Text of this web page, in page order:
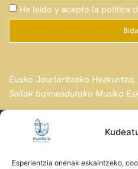
Esperientzia onenak eskaintzeko,
He leído y acepto la política
Eusko Jaurlaritzako
Sailak baimendutako Musika
Desarrollado por ENDER, S.L. - La factoría